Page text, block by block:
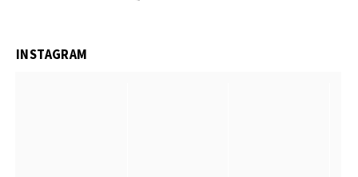
INSTAGRAM